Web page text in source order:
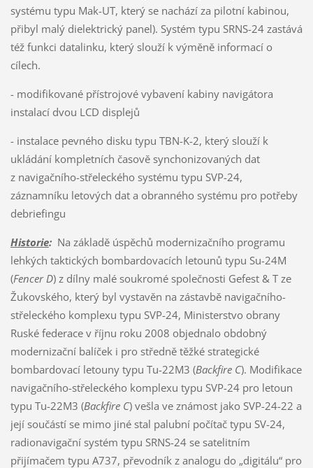
systému typu Mak-UT, který se nachází za pilotní kabinou,
přibyl malý dielektrický panel). Systém typu SRNS-24 zastává
též funkci datalinku, který slouží k výměně informací o
cílech.
- modifikované přístrojové vybavení kabiny navigátora
instalací dvou LCD displejů
- instalace pevného disku typu TBN-K-2, který slouží k
ukládání kompletních časově synchonizovaných dat
z navigačního-střeleckého systému typu SVP-24,
záznamníku letových dat a obranného systému pro potřeby
debriefingu
Historie:Na základě úspěchů modernizačního programu
lehkých taktických bombardovacích letounů typu Su-24M
(Fencer D) z dílny malé soukromé společnosti Gefest & T ze
Žukovského, který byl vystavěn na zástavbě navigačního-
střeleckého komplexu typu SVP-24, Ministerstvo obrany
Ruské federace v říjnu roku 2008 objednalo obdobný
modernizační balíček i pro středně těžké strategické
bombardovací letouny typu Tu-22M3 (Backfire C). Modifikace
navigačního-střeleckého komplexu typu SVP-24 pro letoun
typu Tu-22M3 (Backfire C) vešla ve známost jako SVP-24-22 a
její součástí se mimo jiné stal palubní počítač typu SV-24,
radionavigační systém typu SRNS-24 se satelitním
přijímačem typu A737, převodník z analogu do „digitálu“ pro